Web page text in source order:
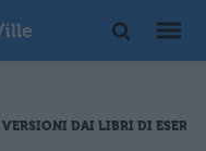
VERSIONI DAI LIBRI DI